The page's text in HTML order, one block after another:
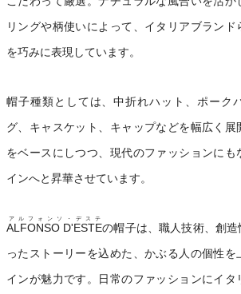
リングや柄使いによって、イタリアブラン
を巧みに表現しています。
帽子種類としては、中折れハット、ポーク
グ、キャスケット、キャップなどを幅広く展
をベースにしつつ、現代のファッションに
インへと昇華させています。
ALFONSO D'ESTE
アルフォンソ・デステ
の帽子は、職人技術、創
ったストーリーを込めた、かぶる人の個性
インが魅力です。日常のファッションにイ